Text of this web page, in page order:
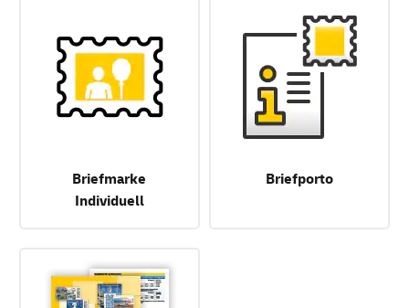
Briefmarke
Individuell
Briefporto